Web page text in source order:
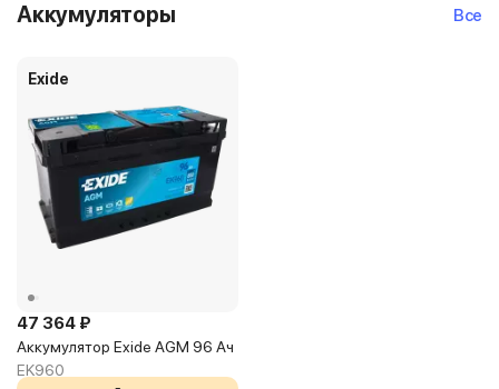
Аккумуляторы Все
Exide
47 364 ₽
Аккумулятор Exide AGM 96 Ач
EK960